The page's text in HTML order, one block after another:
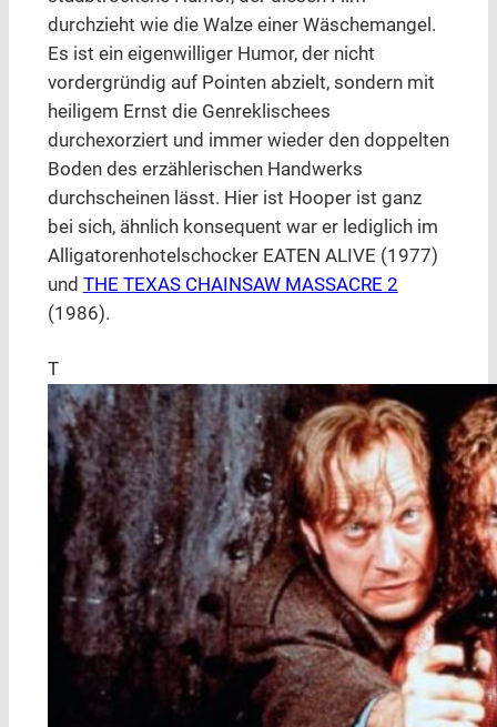
durchzieht wie die Walze einer Wäschemangel.
Es ist ein eigenwilliger Humor, der nicht
vordergründig auf Pointen abzielt, sondern mit
heiligem Ernst die Genreklischees
durchexorziert und immer wieder den doppelten
Boden des erzählerischen Handwerks
durchscheinen lässt. Hier ist Hooper ist ganz
bei sich, ähnlich konsequent war er lediglich im
Alligatorenhotelschocker EATEN ALIVE (1977)
und THE TEXAS CHAINSAW MASSACRE 2
(1986).
T